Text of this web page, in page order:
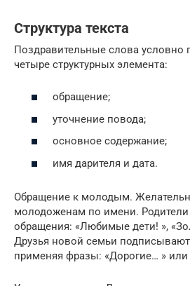
Структура текста
Поздравительные слова условно
четыре структурных элемента:
обращение;
уточнение повода;
основное содержание;
имя дарителя и дата.
Обращение к молодым.
молодоженам по имени. Родители
обращения: «Любимые дети! »,
Друзья новой семьи
применяя фразы: «Дорогие… »